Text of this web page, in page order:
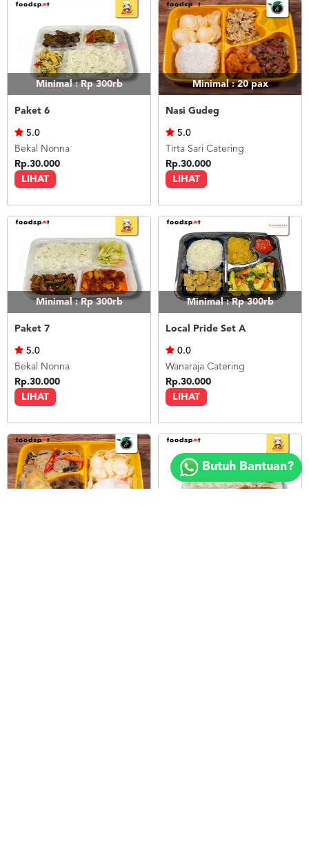
Copyright
2018
FOODSPOT.CO.ID
Minimal : Rp 300rb
Paket 6
LIHAT
5.0
Bekal Nonna
Rp.30.000
Minimal : 20pax
Nasi Gudeg
LIHAT
5.0
Tirta Sari Catering
Rp.30.000
Minimal : Rp 300rb
Paket 7
LIHAT
5.0
Bekal Nonna
Rp.30.000
Minimal : Rp 300rb
Local Pride Set A
LIHAT
0.0
Wanaraja Catering
Rp.30.000
Butuh Bantuan?